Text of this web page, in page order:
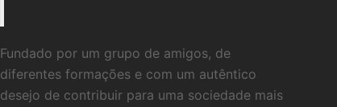
Fundado por um grupo de amigos, de
diferentes formações e com um autêntico
desejo de contribuir para uma sociedade mais